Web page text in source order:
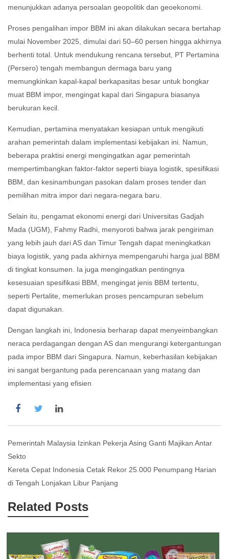
menunjukkan adanya persoalan geopolitik dan geoekonomi.
Proses pengalihan impor BBM ini akan dilakukan secara bertahap
mulai November 2025, dimulai dari 50–60 persen hingga akhirnya
berhenti total. Untuk mendukung rencana tersebut, PT Pertamina
(Persero) tengah membangun dermaga baru yang
memungkinkan kapal-kapal berkapasitas besar untuk bongkar
muat BBM impor, mengingat kapal dari Singapura biasanya
berukuran kecil.
Kemudian, pertamina menyatakan kesiapan untuk mengikuti
arahan pemerintah dalam implementasi kebijakan ini. Namun,
beberapa praktisi energi mengingatkan agar pemerintah
mempertimbangkan faktor-faktor seperti biaya logistik, spesifikasi
BBM, dan kesinambungan pasokan dalam proses tender dan
pemilihan mitra impor dari negara-negara baru.
Selain itu, pengamat ekonomi energi dari Universitas Gadjah
Mada (UGM), Fahmy Radhi, menyoroti bahwa jarak pengiriman
yang lebih jauh dari AS dan Timur Tengah dapat meningkatkan
biaya logistik, yang pada akhirnya mempengaruhi harga jual BBM
di tingkat konsumen.
Ia juga mengingatkan pentingnya
kesesuaian spesifikasi BBM, mengingat jenis BBM tertentu,
seperti Pertalite, memerlukan proses pencampuran sebelum
dapat digunakan.
Dengan langkah ini, Indonesia berharap dapat menyeimbangkan
neraca perdagangan dengan AS dan mengurangi ketergantungan
pada impor BBM dari Singapura.
Namun, keberhasilan kebijakan
ini sangat bergantung pada perencanaan yang matang dan
implementasi yang efisien
Post
navigation
Pemerintah Malaysia Izinkan Pekerja Asing Ganti Majikan Antar
Sekto
Kereta Cepat Indonesia Cetak Rekor 25.000 Penumpang Harian
di Tengah Lonjakan Libur Panjang
Related Posts